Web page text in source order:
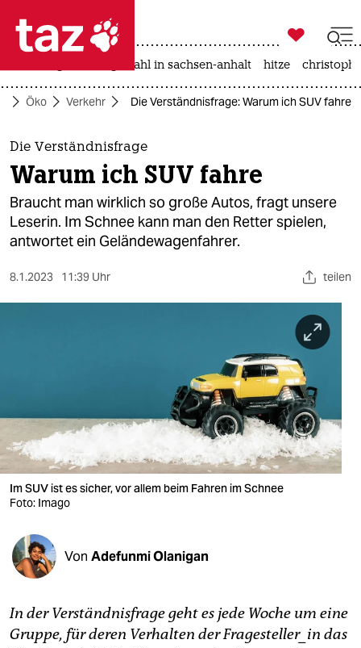
 taz zahl ich
taz zahl ich
themen
politik
öko
wahrheit
verlag
verlag
veranstaltungen
shop
unterstützen

taz zahl ich
landtagswahl in sachsen-anhalt hitze
Öko Verkehr Die Verständnisfrage: Warum ich SUV fahre
Die Verständnisfrage
Warum ich SUV fahre
Braucht man wirklich so große Autos, fragt unsere
Leserin. Im Schnee kann man den Retter spielen,
antwortet ein Geländewagenfahrer.
8.1.2023 11:39 Uhr teilen
Im SUV ist es sicher, vor allem beim Fahren im Schnee
Foto: Imago
Von Adefunmi Olanigan
In der Verständnisfrage geht es jede Woche um eine
Gruppe, für deren Verhalten der Fragesteller_in das